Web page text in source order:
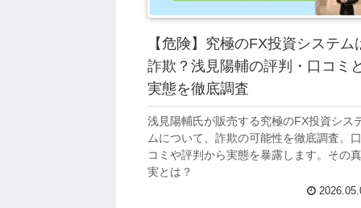
【危険】究極のFX投資システム
詐欺？浅見陽輔の評判・口コミ
実態を徹底調査
浅見陽輔氏が販売する究極のFX投資シス
ムについて、詐欺の可能性を徹底調査。口
コミや評判から実態を暴露します。その真
実とは？